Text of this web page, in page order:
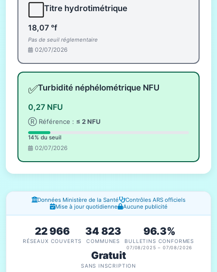
Titre hydrotimétrique
18,07 °f
Pas de seuil réglementaire
02/07/2026
✅Turbidité néphélométrique NFU
0,27 NFU
Ⓡ Référence : ≤ 2 NFU
14% du seuil
02/07/2026
Fenêtres d'information
Données Ministère de la Santé
Contrôles ARS officiels
Mise à jour quotidienne
Aucune publicité
22 966
RÉSEAUX COUVERTS
34 823
COMMUNES
96.3%
BULLETINS CONFORMES
07/08/2025 – 07/08/2026
Gratuit
SANS INSCRIPTION